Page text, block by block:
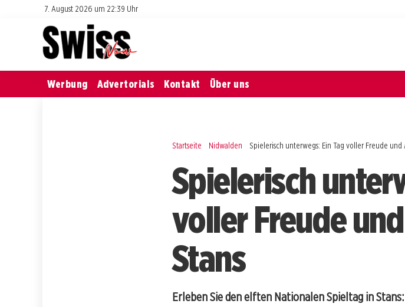
7. August 2026 um 22:39 Uhr
Werbung Advertorials Kontakt Über uns
Startseite Nidwalden Spielerisch unterwegs: Ein Tag voller Freude
Spielerisch
voller Freude
Stans
Erleben Sie den elften Nationalen Spieltag in